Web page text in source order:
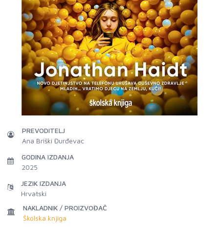
PREVODITELJ
Ana Briški Đurđevac
GODINA IZDANJA
2025
JEZIK IZDANJA
Hrvatski
NAKLADNIK / PROIZVOĐAČ
Školska knjiga